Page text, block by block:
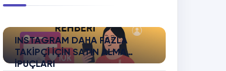
INSTAGRAM DAHA FAZLA
TAKIPÇI İÇIN SATIN ALMA
İPUÇLARI